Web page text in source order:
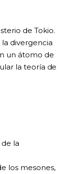
de Tokio.
divergencia
un átomo de
la teoría de
la
los mesones,